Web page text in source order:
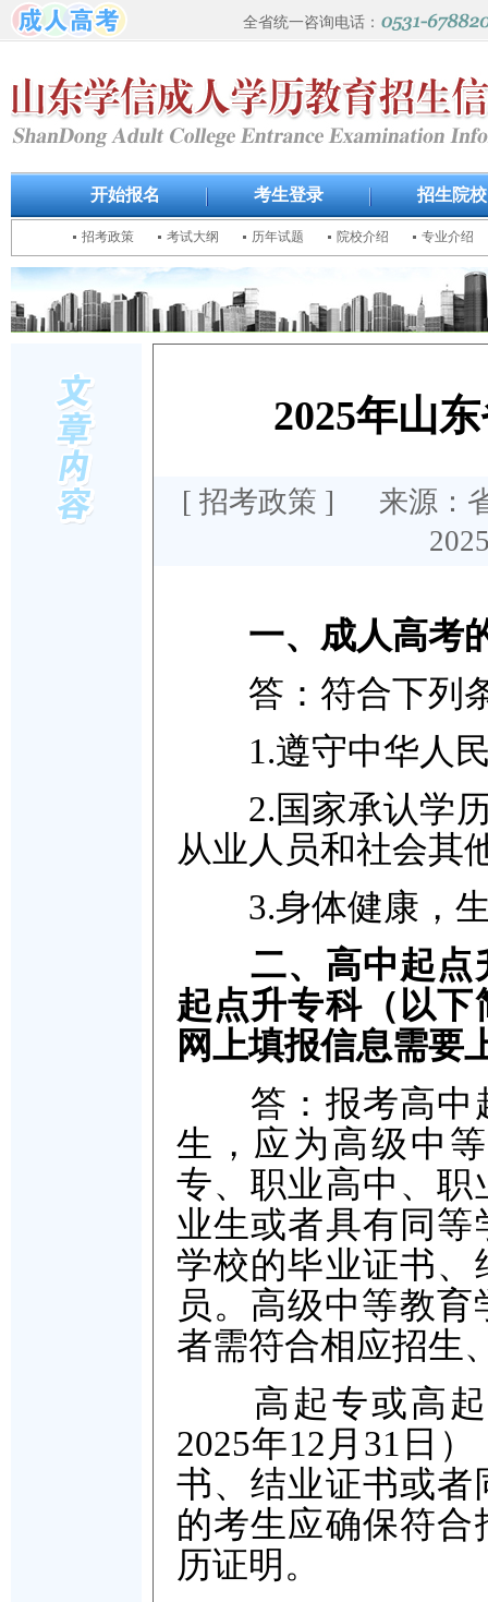
全省统一咨询电话：
开始报名 考生登录 招生院校
招考政策 考试大纲 历年试题 院校介绍 专业介绍
2025年山
[ 招考政策 ] 来源：
一、成人高考
答：符合下列条
1.遵守中华人民
2.国家承认学历
从业人员和社会其
3.身体健康，生
二、高中起点
起点升专科（以
网上填报信息需要
答：报考高中
生，应为高级中
专、职业高中、
业生或者具有同
学校的毕业证书
员。高级中等教
者需符合相应招生
高起专或高起
2025年12月31日
书、结业证书或者
的考生应确保符
历证明。